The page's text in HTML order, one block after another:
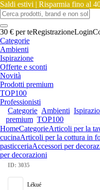
Saldi estivi | Risparmia fino al
30 € per teRegistrazioneLogin
Categorie
Ambienti
Ispirazione
Offerte e sconti
Novità
Prodotti premium
TOP100
Professionisti
Categorie Ambienti
premium TOP100
HomeCategorieArticoli per la
cucinaArticoli per la cottura in
pasticceriaAccessori per
per decorazioni
ID: 3035
Lékué